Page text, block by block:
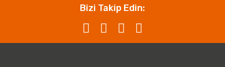
Bizi Takip Edin: